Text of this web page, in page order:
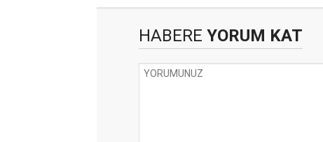
HABERE YORUM KAT